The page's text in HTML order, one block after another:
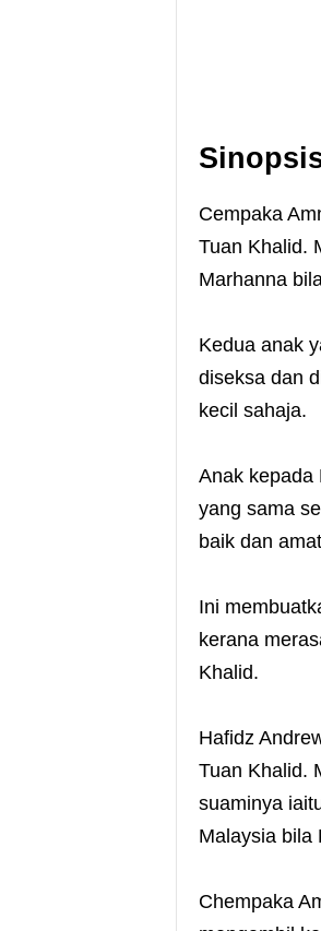
Cempaka
Tuan Khalid.
Marhanna
Kedua anak
diseksa dan
kecil sahaja.
Anak kepada
yang sama
baik dan
Ini
kerana
Khalid.
Hafidz
Tuan Khalid.
suaminya
Malaysia bila
Chempaka